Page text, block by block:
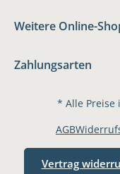
Weitere Online-
Zahlungsarten
* Alle Preise
Vertrag
AGB